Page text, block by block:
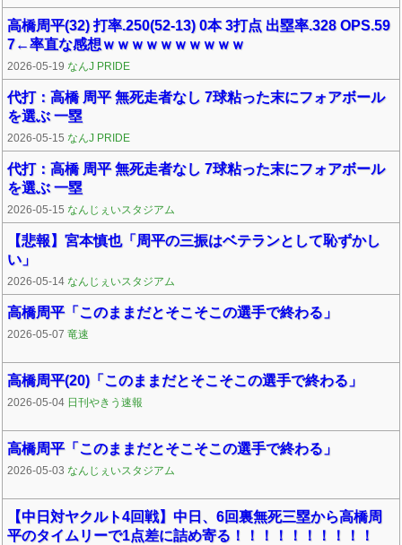
高橋周平(32) 打率.250(52-13) 0本 3打点 出塁率.328 OPS.59
7←率直な感想ｗｗｗｗｗｗｗｗｗｗ
2026-05-19 なんJ PRIDE
代打：高橋 周平 無死走者なし 7球粘った末にフォアボール
を選ぶ 一塁
2026-05-15 なんJ PRIDE
代打：高橋 周平 無死走者なし 7球粘った末にフォアボール
を選ぶ 一塁
2026-05-15 なんじぇいスタジアム
【悲報】宮本慎也「周平の三振はベテランとして恥ずかし
い」
2026-05-14 なんじぇいスタジアム
高橋周平「このままだとそこそこの選手で終わる」
2026-05-07 竜速
高橋周平(20)「このままだとそこそこの選手で終わる」
2026-05-04 日刊やきう速報
高橋周平「このままだとそこそこの選手で終わる」
2026-05-03 なんじぇいスタジアム
【中日対ヤクルト4回戦】中日、6回裏無死三塁から高橋周
平のタイムリーで1点差に詰め寄る！！！！！！！！！！